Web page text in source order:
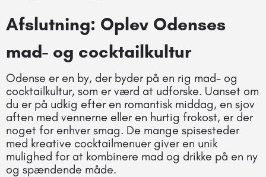
Afslutning: Oplev Odenses
mad- og cocktailkultur
Odense er en by, der byder på en rig mad- og
cocktailkultur, som er værd at udforske. Uanset om
du er på udkig efter en romantisk middag, en sjov
aften med vennerne eller en hurtig frokost, er der
noget for enhver smag. De mange spisesteder
med kreative cocktailmenuer giver en unik
mulighed for at kombinere mad og drikke på en ny
og spændende måde.